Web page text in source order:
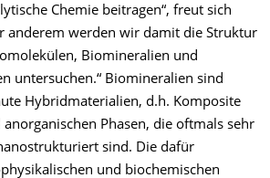
Chemie beitragen“, freut sich
anderem werden wir damit die Struktur
Biomineralien und
untersuchen.“ Biomineralien sind
Hybridmaterialien, d.h. Komposite
Phasen, die oftmals sehr
sind. Die dafür
und biochemischen